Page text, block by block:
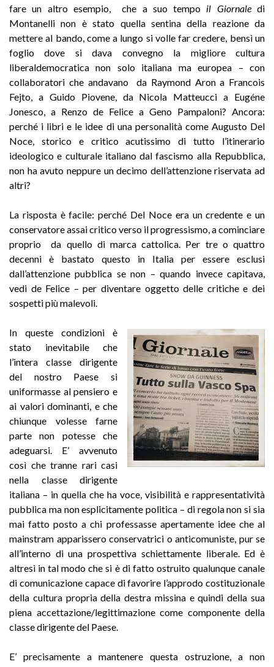
fare un altro esempio, che a suo tempo il Giornaledi
Montanelli non è stato quella sentina della reazione da
mettere al bando, come a lungo si volle far credere, bensì un
foglio dove si dava convegno la migliore cultura
liberaldemocratica non solo italiana ma europea – con
collaboratori che andavano da Raymond Aron a Francois
Fejto, a Guido Piovene, da Nicola Matteucci a Eugéne
Jonesco, a Renzo de Felice a Geno Pampaloni? Ancora:
perché i libri e le idee di una personalità come Augusto Del
Noce, storico e critico acutissimo di tutto l’itinerario
ideologico e culturale italiano dal fascismo alla Repubblica,
non ha avuto neppure un decimo dell’attenzione riservata ad
altri?
La risposta è facile: perché Del Noce era un credente e un
conservatore assai critico verso il progressismo, a cominciare
proprio da quello di marca cattolica. Per tre o quattro
decenni è bastato questo in Italia per essere esclusi
dall’attenzione pubblica se non – quando invece capitava,
vedi de Felice – per diventare oggetto delle critiche e dei
sospetti più malevoli.
In queste condizioni è
stato inevitabile che
l’intera classe dirigente
del nostro Paese si
uniformasse al pensiero e
ai valori dominanti, e che
chiunque volesse farne
parte non potesse che
adeguarsi. E’ avvenuto
così che tranne rari casi
nella classe dirigente
italiana – in quella che ha voce, visibilità e rappresentatività
pubblica ma non esplicitamente politica – di regola non si sia
mai fatto posto a chi professasse apertamente idee che al
mainstram apparissero conservatrici o anticomuniste, pur se
all’interno di una prospettiva schiettamente liberale. Ed è
altresì in tal modo che si è di fatto ostruito qualunque canale
di comunicazione capace di favorire l’approdo costituzionale
della cultura propria della destra missina e quindi della sua
piena accettazione/legittimazione come componente della
classe dirigente del Paese.
E’ precisamente a mantenere questa ostruzione, a non